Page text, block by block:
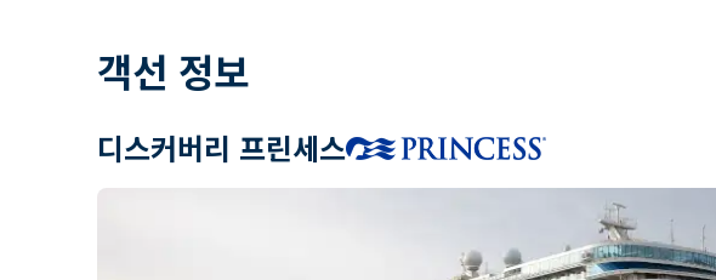
객선 정보
디스커버리 프린세스